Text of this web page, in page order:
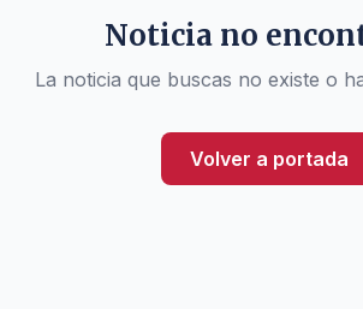
Noticia no
La noticia que buscas no existe o
Volver a portada